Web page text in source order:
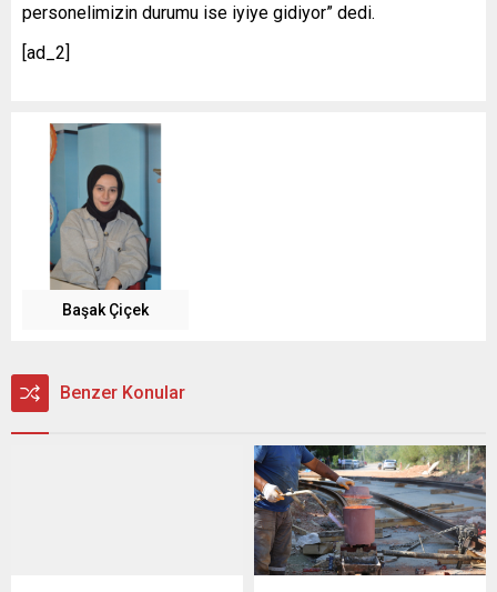
personelimizin durumu ise iyiye gidiyor” dedi.
[ad_2]
Başak Çiçek
Benzer Konular